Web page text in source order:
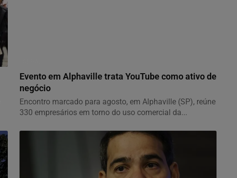
Evento em Alphaville trata YouTube como ativo de
negócio
Encontro marcado para agosto, em Alphaville (SP), reúne
330 empresários em torno do uso comercial da...